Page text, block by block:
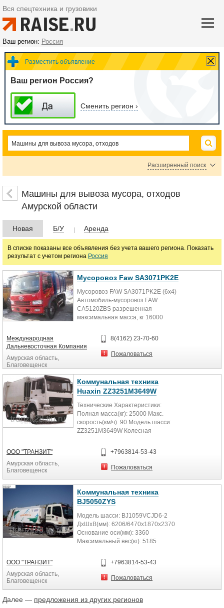
Вся спецтехника и грузовики
Ваш регион: Россия
Разместить объявление
Ваш регион Россия?
Сменить регион ›
Расширенный поиск
Мультилифты
Цена
руб.
Марка
Машины для вывоза мусора, отходов
Амурской области
Новая Б/У Аренда
В списке показаны все объявления без учета вашего региона. Показать
результат с учетом региона Россия
Мусоровоз Faw SA3071PK2E
Мусоровоз FAW SA3071PK2E (6х4)
Автомобиль-мусоровоз FAW
CA5120ZBS разрешенная
максимальная масса, кг 16000
расход...
Международная
Дальневосточная Компания
Амурская область,
Благовещенск
8(4162) 23-70-60
Пожаловаться
Коммунальная техника
Huaxin ZZ3251M3649W
Технические Характеристики:
Полная масса(кг): 25000 Макс.
скорость(км/ч): 90 Модель шасси:
ZZ3251M3649W Колесная
ООО "ТРАНЗИТ"
Амурская область,
Благовещенск
+7963814-53-43
Пожаловаться
Коммунальная техника
BJ5050ZYS
Модель шасси: BJ1059VCJD6-2
ДхШхВ(мм): 6206/6470х1870х2370
Основание оси(мм): 3360
Максимальный вес(кг): 5185
ООО "ТРАНЗИТ"
Амурская область,
Благовещенск
+7963814-53-43
Пожаловаться
Далее — предложения из других регионов